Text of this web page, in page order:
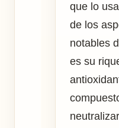
que lo
de los
notables
es su